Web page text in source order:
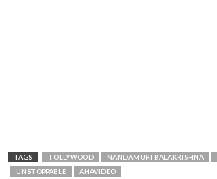
TAGS TOLLYWOOD NANDAMURI BALAKRISHNA
UNSTOPPABLE
AHAVIDEO